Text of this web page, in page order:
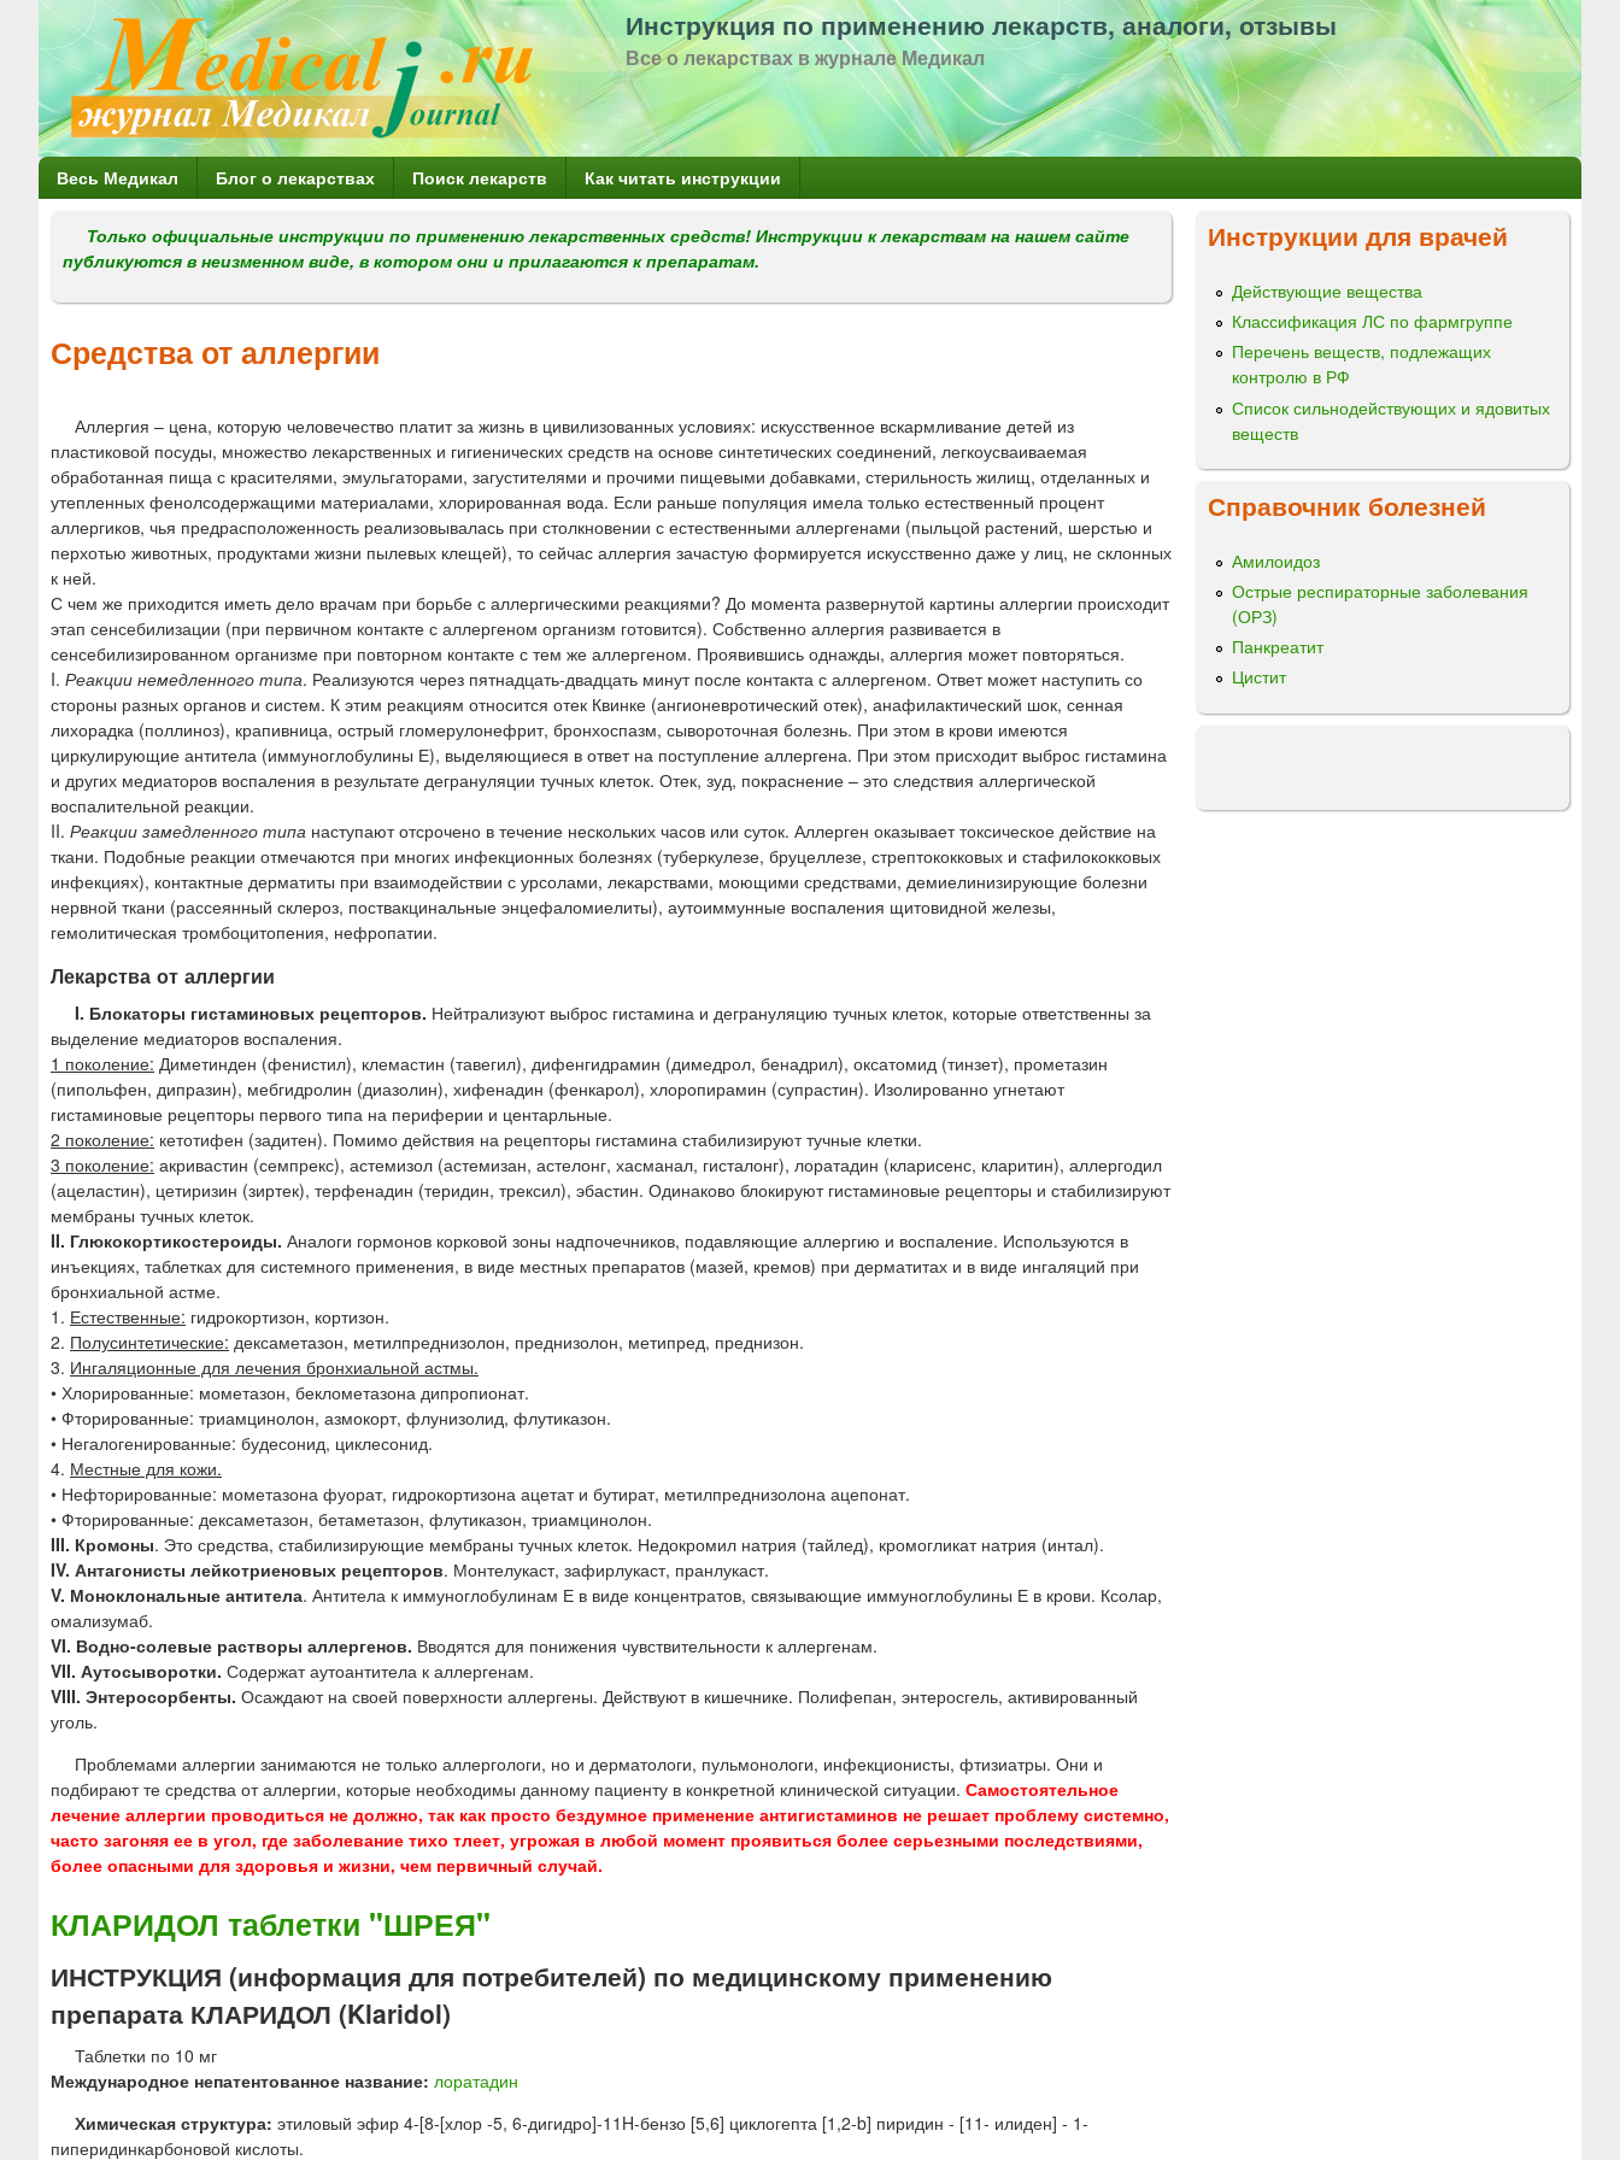
Перейти
к
содержанию
Инструкция по применению лекарств, аналоги, отзывы
Все о лекарствах в журнале Медикал
Г
а
в
о
м
е
н
ю
Весь Медикал Блог о лекарствах Поиск лекарств Как читать инструкции
Только официальные инструкции по применению лекарственных средств! Инструкции к лекарствам на нашем сайте
публикуются в неизменном виде, в котором они и прилагаются к препаратам.
Средства от аллергии
Аллергия – цена, которую человечество платит за жизнь в цивилизованных условиях: искусственное вскармливание детей из
пластиковой посуды, множество лекарственных и гигиенических средств на основе синтетических соединений, легкоусваиваемая
обработанная пища с красителями, эмульгаторами, загустителями и прочими пищевыми добавками, стерильность жилищ, отделанных и
утепленных фенолсодержащими материалами, хлорированная вода. Если раньше популяция имела только естественный процент
аллергиков, чья предрасположенность реализовывалась при столкновении с естественными аллергенами (пыльцой растений, шерстью и
перхотью животных, продуктами жизни пылевых клещей), то сейчас аллергия зачастую формируется искусственно даже у лиц, не склонных
к ней.
С чем же приходится иметь дело врачам при борьбе с аллергическими реакциями? До момента развернутой картины аллергии происходит
этап сенсебилизации (при первичном контакте с аллергеном организм готовится). Собственно аллергия развивается в
сенсебилизированном организме при повторном контакте с тем же аллергеном. Проявившись однажды, аллергия может повторяться.
I. Реакции немедленного типа. Реализуются через пятнадцать-двадцать минут после контакта с аллергеном. Ответ может наступить со
стороны разных органов и систем. К этим реакциям относится отек Квинке (ангионевротический отек), анафилактический шок, сенная
лихорадка (поллиноз), крапивница, острый гломерулонефрит, бронхоспазм, сывороточная болезнь. При этом в крови имеются
циркулирующие антитела (иммуноглобулины Е), выделяющиеся в ответ на поступление аллергена. При этом присходит выброс гистамина
и других медиаторов воспаления в результате дегрануляции тучных клеток. Отек, зуд, покраснение – это следствия аллергической
воспалительной реакции.
II. Реакции замедленного типа наступают отсрочено в течение нескольких часов или суток. Аллерген оказывает токсическое действие на
ткани. Подобные реакции отмечаются при многих инфекционных болезнях (туберкулезе, бруцеллезе, стрептококковых и стафилококковых
инфекциях), контактные дерматиты при взаимодействии с урсолами, лекарствами, моющими средствами, демиелинизирующие болезни
нервной ткани (рассеянный склероз, поствакцинальные энцефаломиелиты), аутоиммунные воспаления щитовидной железы,
гемолитическая тромбоцитопения, нефропатии.
Лекарства от аллергии
I. Блокаторы гистаминовых рецепторов. Нейтрализуют выброс гистамина и дегрануляцию тучных клеток, которые ответственны за
выделение медиаторов воспаления.
1 поколение: Диметинден (фенистил), клемастин (тавегил), дифенгидрамин (димедрол, бенадрил), оксатомид (тинзет), прометазин
(пипольфен, дипразин), мебгидролин (диазолин), хифенадин (фенкарол), хлоропирамин (супрастин). Изолированно угнетают
гистаминовые рецепторы первого типа на периферии и центарльные.
2 поколение: кетотифен (задитен). Помимо действия на рецепторы гистамина стабилизируют тучные клетки.
3 поколение: акривастин (семпрекс), астемизол (астемизан, астелонг, хасманал, гисталонг), лоратадин (кларисенс, кларитин), аллергодил
(ацеластин), цетиризин (зиртек), терфенадин (теридин, трексил), эбастин. Одинаково блокируют гистаминовые рецепторы и стабилизируют
мембраны тучных клеток.
II. Глюкокортикостероиды. Аналоги гормонов корковой зоны надпочечников, подавляющие аллергию и воспаление. Используются в
инъекциях, таблетках для системного применения, в виде местных препаратов (мазей, кремов) при дерматитах и в виде ингаляций при
бронхиальной астме.
1. Естественные: гидрокортизон, кортизон.
2. Полусинтетические: дексаметазон, метилпреднизолон, преднизолон, метипред, преднизон.
3. Ингаляционные для лечения бронхиальной астмы.
• Хлорированные: мометазон, беклометазона дипропионат.
• Фторированные: триамцинолон, азмокорт, флунизолид, флутиказон.
• Негалогенированные: будесонид, циклесонид.
4. Местные для кожи.
• Нефторированные: мометазона фуорат, гидрокортизона ацетат и бутират, метилпреднизолона ацепонат.
• Фторированные: дексаметазон, бетаметазон, флутиказон, триамцинолон.
III. Кромоны. Это средства, стабилизирующие мембраны тучных клеток. Недокромил натрия (тайлед), кромогликат натрия (интал).
IV. Антагонисты лейкотриеновых рецепторов. Монтелукаст, зафирлукаст, пранлукаст.
V. Моноклональные антитела. Антитела к иммуноглобулинам Е в виде концентратов, связывающие иммуноглобулины Е в крови. Ксолар,
омализумаб.
VI. Водно-солевые растворы аллергенов. Вводятся для понижения чувствительности к аллергенам.
VII. Аутосыворотки. Содержат аутоантитела к аллергенам.
VIII. Энтеросорбенты. Осаждают на своей поверхности аллергены. Действуют в кишечнике. Полифепан, энтеросгель, активированный
уголь.
Проблемами аллергии занимаются не только аллергологи, но и дерматологи, пульмонологи, инфекционисты, фтизиатры. Они и
подбирают те средства от аллергии, которые необходимы данному пациенту в конкретной клинической ситуации. Самостоятельное
лечение аллергии проводиться не должно, так как просто бездумное применение антигистаминов не решает проблему системно,
часто загоняя ее в угол, где заболевание тихо тлеет, угрожая в любой момент проявиться более серьезными последствиями,
более опасными для здоровья и жизни, чем первичный случай.
КЛАРИДОЛ таблетки "ШРЕЯ"
ИНСТРУКЦИЯ (информация для потребителей) по медицинскому применению
препарата КЛАРИДОЛ (Klaridol)
Таблетки по 10 мг
Международное непатентованное название: лоратадин
Химическая структура: этиловый эфир 4-[8-[хлор -5, 6-дигидро]-11H-бензо [5,6] циклогепта [1,2-b] пиридин - [11- илиден] - 1-
пиперидинкарбоновой кислоты.
Инструкции для врачей
Действующие вещества
Классификация ЛС по фармгруппе
Перечень веществ, подлежащих
контролю в РФ
Список сильнодействующих и ядовитых
веществ
Справочник болезней
Амилоидоз
Острые респираторные заболевания
(ОРЗ)
Панкреатит
Цистит